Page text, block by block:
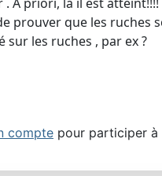
prouver que les ruches
sur les ruches , par ex ?
compte pour participer à